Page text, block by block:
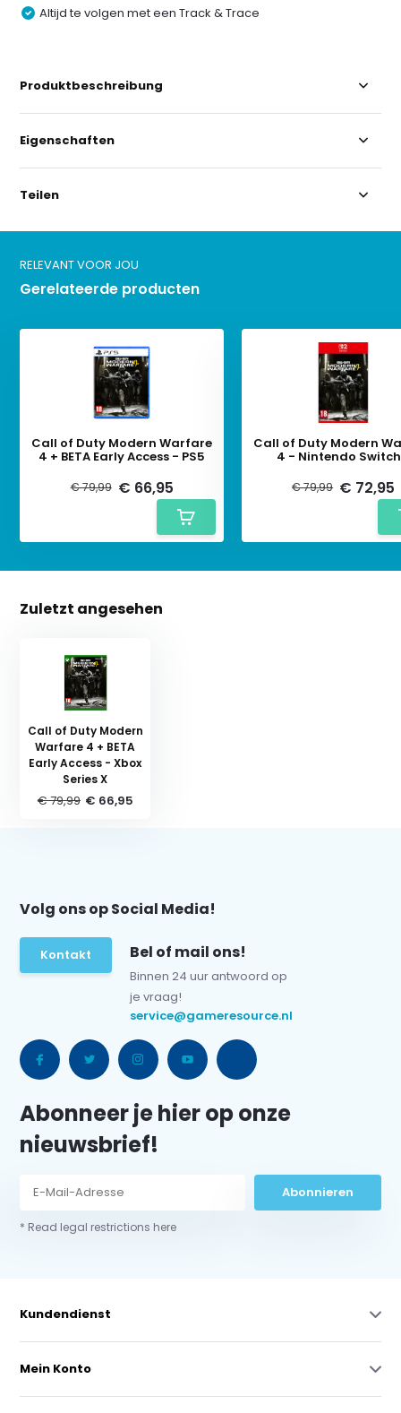
Altijd te volgen met een Track & Trace
Produktbeschreibung
Eigenschaften
Teilen
RELEVANT VOOR JOU
Gerelateerde producten
Call of Duty Modern Warfare
4 + BETA Early Access - PS5
€ 79,99 € 66,95
Call of Duty Modern
4 - Nintendo
€ 79,99 € 72,95
Zuletzt angesehen
Call of Duty Modern
Warfare 4 + BETA
Early Access - Xbox
Series X
€ 79,99 € 66,95
Volg ons op Social Media!
Kontakt Bel of mail ons!
Binnen 24 uur antwoord op
je vraag!
service@gameresource.nl
Abonneer je hier op onze
nieuwsbrief!
Abonnieren
* Read legal restrictions here
Kundendienst
Mein Konto